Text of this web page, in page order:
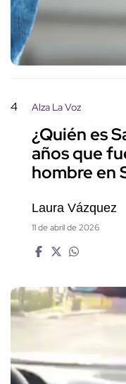
4 Alza La Voz
¿Quién es
años que
hombre en
Laura Vázquez
11 de abril de 2026